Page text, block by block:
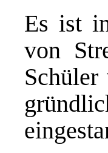
Es ist
von